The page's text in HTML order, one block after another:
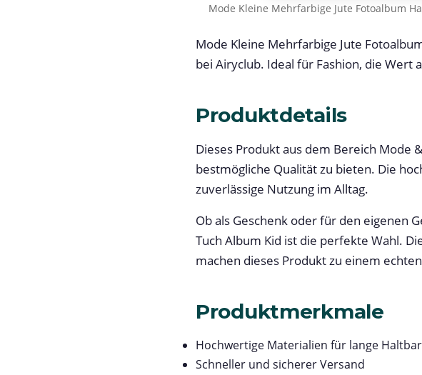
Mode Kleine Mehrfarbige Jute Fotoalbum
Mode Kleine Mehrfarbige Jute
bei Airyclub. Ideal für Fashion, die Wert
Produktdetails
Dieses Produkt aus dem Bereich Mode
bestmögliche Qualität zu bieten. Die
zuverlässige Nutzung im Alltag.
Ob als Geschenk oder für den eigenen
Tuch Album Kid ist die perfekte Wahl.
machen dieses Produkt zu einem
Produktmerkmale
Hochwertige Materialien für lange
Schneller und sicherer Versand